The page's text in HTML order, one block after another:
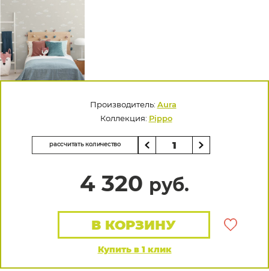
Производитель: Aura
Коллекция: Pippo
рассчитать количество
4 320 руб.
Купить в 1 клик
В КОРЗИНУ